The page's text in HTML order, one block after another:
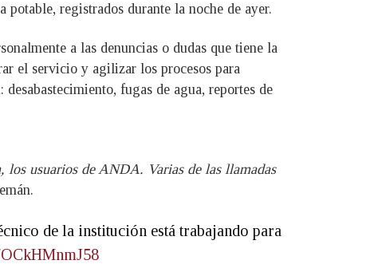
registrados durante la noche de ayer.
a las denuncias o dudas que tiene la
el servicio y agilizar los procesos para
fugas de agua, reportes de
los usuarios de ANDA. Varias de las llamadas
de la institución está trabajando para